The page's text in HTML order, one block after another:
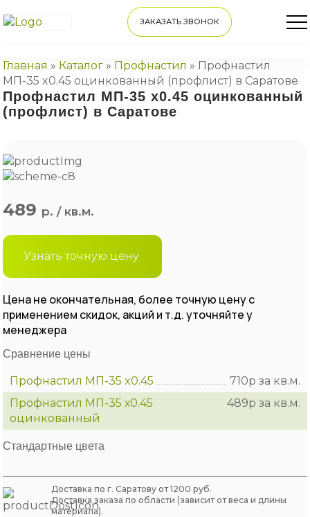
ЗАКАЗАТЬ ЗВОНОК
Главная » Каталог » Профнастил » Профнастил
МП-35 x0.45 оцинкованный (профлист) в Саратове
Профнастил МП-35 x0.45 оцинкованный
(профлист) в Саратове
489 р. / кв.м.
Узнать точную цену
Цена не окончательная, более точную цену с
применением скидок, акций и т.д. уточняйте у
менеджера
Сравнение цены
Профнастил МП-35 x0.45
710р за кв.м.
Профнастил МП-35 х0.45
оцинкованный
489р за кв.м.
Стандартные цвета
Доставка по г. Саратову от 1200 руб.
Доставка заказа по области (зависит от веса и длины
материала).